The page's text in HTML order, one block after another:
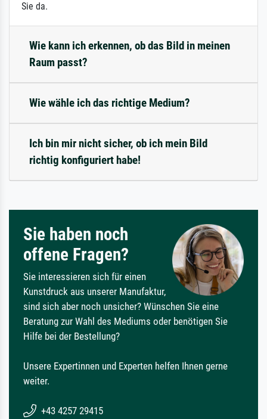
Sie da.
Wie kann ich erkennen, ob das Bild in meinen
Raum passt?
Wie wähle ich das richtige Medium?
Ich bin mir nicht sicher, ob ich mein Bild
richtig konfiguriert habe!
Sie haben noch
offene Fragen?
Sie interessieren sich für einen
Kunstdruck aus unserer Manufaktur,
sind sich aber noch unsicher? Wünschen Sie eine
Beratung zur Wahl des Mediums oder benötigen Sie
Hilfe bei der Bestellung?
Unsere Expertinnen und Experten helfen Ihnen gerne
weiter.
+43 4257 29415